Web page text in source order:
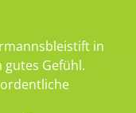
in
gutes Gefühl.